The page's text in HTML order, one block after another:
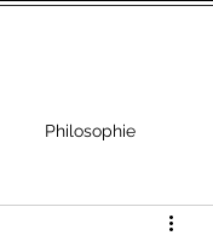
Philosophie